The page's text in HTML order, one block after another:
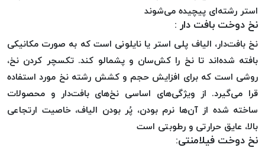
موم
نخ
بافت
بدون
موم پی
پلاس
PPLUS
نخ
بافت
بدون
استر رشته‌ای پیچیده می‌شوند
نخ دوخت بافت دار :
نخ بافت‌دار، الیاف پلی استر یا نایلونی است که به صورت مکانیکی
بافته شده‌اند تا نخ را کش‌سان و پشمالو کند. تکسچر کردن نخ،
روشی است که برای افزایش حجم و کشش رشته نخ مورد استفاده
قرا می‌گیرد. از ویژگی‌های اساسی نخ‌های بافت‌دار و محصولات
ساخته شده از آن‌ها نرم بودن، پُر بودن الیاف، خاصیت ارتجاعی
بالا، عایق حرارتی و رطوبتی است
نخ دوخت فیلامنتی: